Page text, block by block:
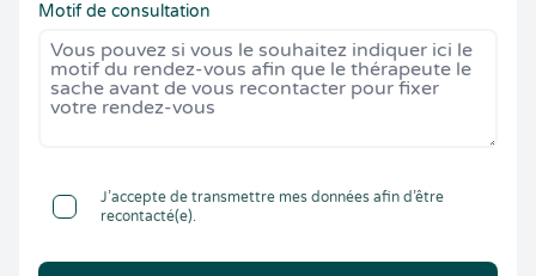
Motif de consultation
J’accepte de transmettre mes données afin d’être
recontacté(e).